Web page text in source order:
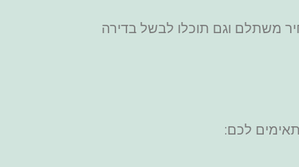
משתלם וגם תוכלו לבשל בדירה
לכם: